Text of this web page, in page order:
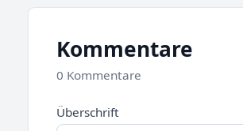
Kommentare
0 Kommentare
Überschrift